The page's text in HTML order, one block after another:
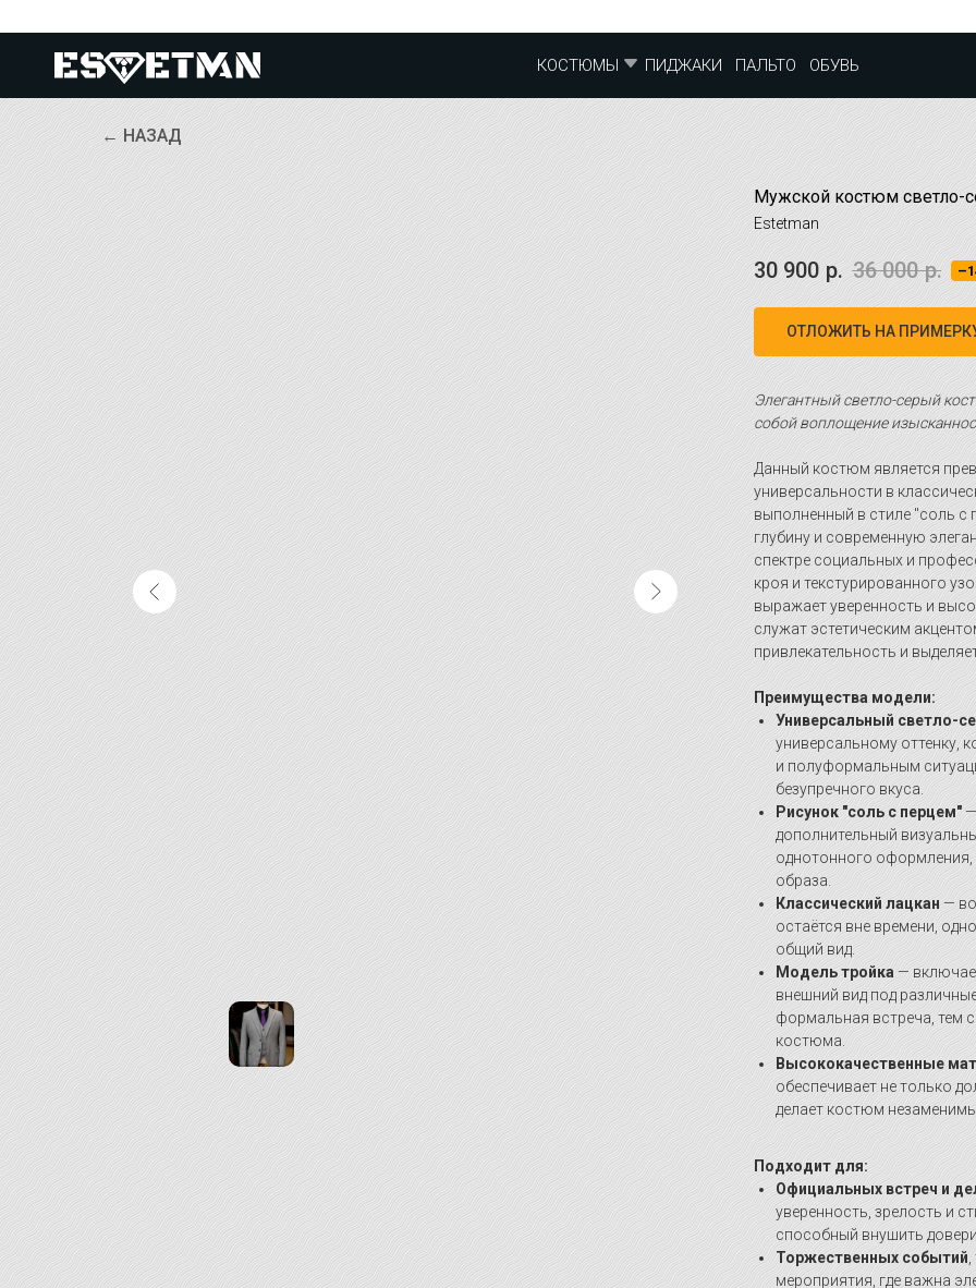
КОСТЮМЫ ПИДЖАКИ ПАЛЬТО ОБУВЬ
← НАЗАД
Мужской костюм светло-
Estetman
30 900 р. 36 000 р.
ОТЛОЖИТЬ НА
Элегантный светло-серый
собой воплощение
Данный костюм является
универсальности в
выполненный в стиле "соль с
глубину и современную
спектре социальных и
кроя и текстурированного
выражает уверенность и
служат эстетическим
привлекательность и
Преимущества модели:
Универсальный светло-
универсальному оттенку,
и полуформальным
безупречного вкуса.
Рисунок "соль с перцем"
дополнительный
однотонного
образа.
Классический лацкан —
остаётся вне времени,
общий вид.
Модель тройка —
внешний вид под
формальная встреча, тем
костюма.
Высококачественные
обеспечивает не только
делает костюм
Подходит для:
Официальных встреч и
уверенность, зрелость и
способный внушить
Торжественных событий
мероприятия, где важна